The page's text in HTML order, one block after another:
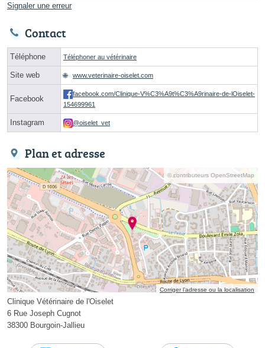
Signaler une erreur
Contact
Téléphone Téléphoner au vétérinaire
Site web www.veterinaire-oiselet.com
Facebook
facebook.com/Clinique-V%C3%A9t%C3%A9rinaire-de-lOiselet-
154699961
Instagram @oiselet_vet
Plan et adresse
© contributeurs OpenStreetMap
Corriger l’adresse ou la localisation
Clinique Vétérinaire de l'Oiselet
6 Rue Joseph Cugnot
38300 Bourgoin-Jallieu